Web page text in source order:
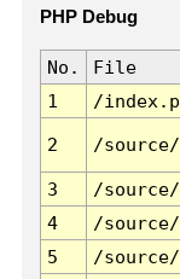
PHP Debug
No. File
1
/
2 /
3 /
4
/
5
/